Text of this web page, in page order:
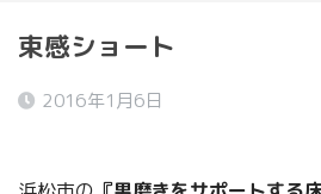
束感ショート
2016年1月6日